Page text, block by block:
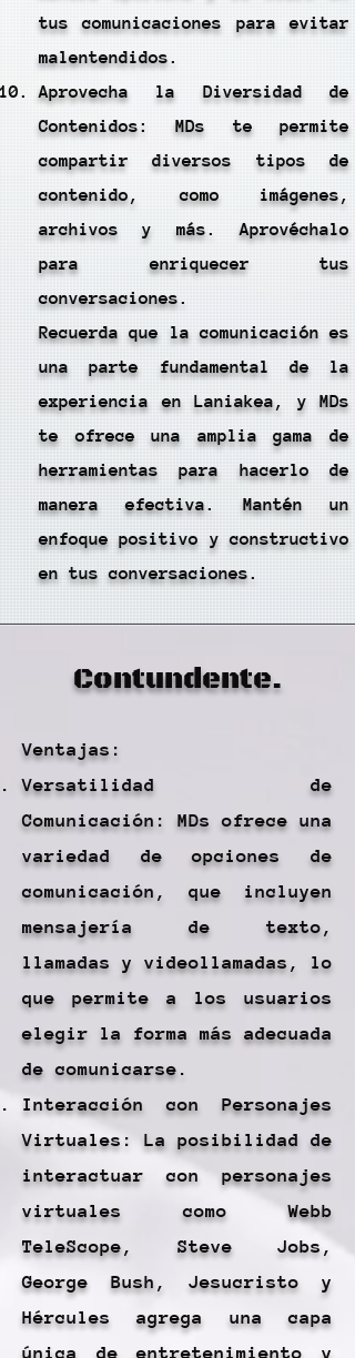
tus comunicaciones para evitar
malentendidos.
Aprovecha la Diversidad de
Contenidos: MDs te permite
compartir diversos tipos de
contenido, como imágenes,
archivos y más. Aprovéchalo
para enriquecer tus
conversaciones.
Recuerda que la comunicación es
una parte fundamental de la
experiencia en Laniakea, y MDs
te ofrece una amplia gama de
herramientas para hacerlo de
manera efectiva. Mantén un
enfoque positivo y constructivo
en tus conversaciones.
Contundente.
Ventajas:
Versatilidad de
Comunicación: MDs ofrece una
variedad de opciones de
comunicación, que incluyen
mensajería de texto,
llamadas y videollamadas, lo
que permite a los usuarios
elegir la forma más adecuada
de comunicarse.
Interacción con Personajes
Virtuales: La posibilidad de
interactuar con personajes
virtuales como Webb
TeleScope, Steve Jobs,
George Bush, Jesucristo y
Hércules agrega una capa
única de entretenimiento y